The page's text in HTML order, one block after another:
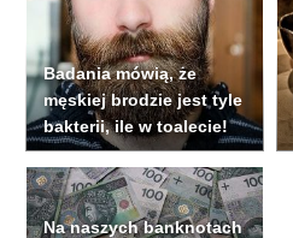
Badania mówią, że
męskiej brodzie jest tyle
bakterii, ile w toalecie!
Na naszych banknotach